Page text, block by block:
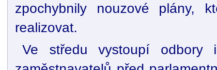
zpochybnily nouzové plány,
realizovat.
Ve středu vystoupí odbory